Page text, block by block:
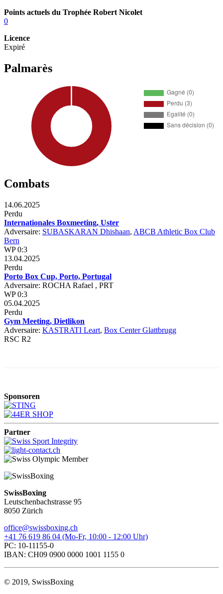
Points actuels du Trophée Robert Nicolet
0
Licence
Expiré
Palmarès
Combats
14.06.2025
Perdu
Internationales Boxmeeting, Uster
Adversaire: SUBASKARAN Dhishaan, ABCB Athletic Box Club
Bern
WP 0:3
13.04.2025
Perdu
Porto Box Cup, Porto, Portugal
Adversaire: ROCHA Rafael , PRT
WP 0:3
05.04.2025
Perdu
Gym Meeting, Dietlikon
Adversaire: KASTRATI Leart, Box Center Glattbrugg
RSC R2
Sponsoren
Partner
SwissBoxing
Leutschenbachstrasse 95
8050 Zürich
office@swissboxing.ch
+41 76 619 86 04 (Mo-Fr, 10:00 - 12:00 Uhr)
PC: 10-11155-0
IBAN: CH09 0900 0000 1001 1155 0
© 2019, SwissBoxing